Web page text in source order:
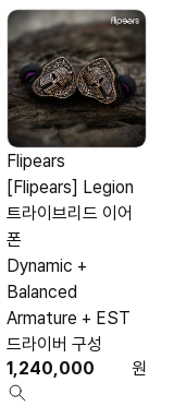
Flipears
[Flipears] Legion
트라이브리드 이어
폰
Dynamic +
Balanced
Armature + EST
드라이버 구성
1,240,000
원